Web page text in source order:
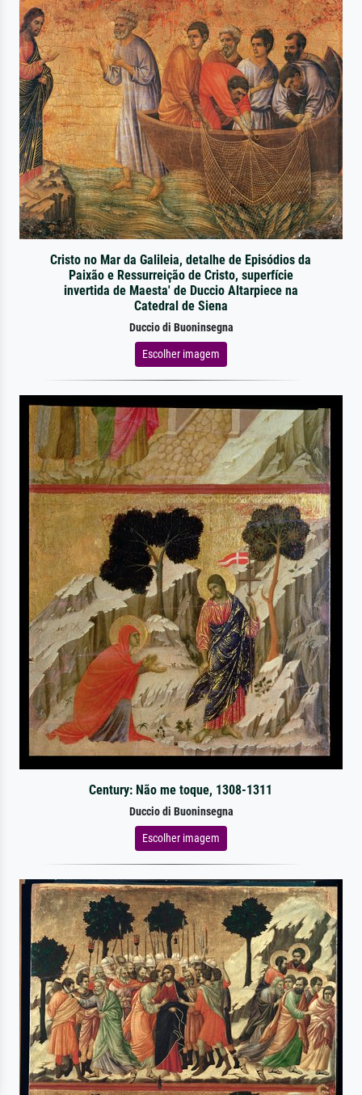
Cristo no Mar da Galileia, detalhe de Episódios da
Paixão e Ressurreição de Cristo, superfície
invertida de Maesta' de Duccio Altarpiece na
Catedral de Siena
Duccio di Buoninsegna
Escolher imagem
Century: Não me toque, 1308-1311
Duccio di Buoninsegna
Escolher imagem